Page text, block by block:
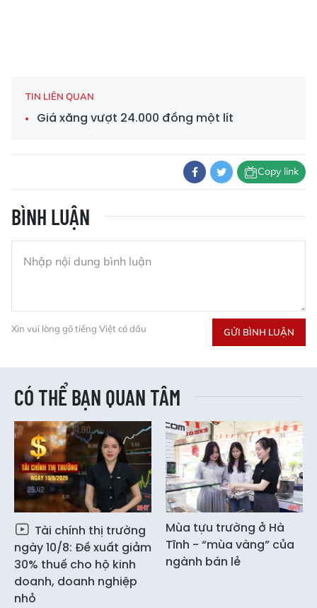
TIN LIÊN QUAN
Giá xăng vượt 24.000 đồng một lít
Copy link
BÌNH LUẬN
Xin vui lòng gõ tiếng Việt có dấu GỬI BÌNH LUẬN
CÓ THỂ BẠN QUAN TÂM
Tài chính thị trường
ngày 10/8: Đề xuất giảm
30% thuế cho hộ kinh
doanh, doanh nghiệp
nhỏ
Mùa tựu trường ở Hà
Tĩnh - “mùa vàng” của
ngành bán lẻ